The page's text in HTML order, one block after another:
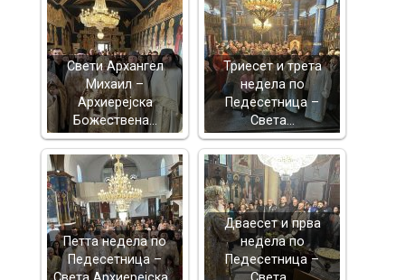
Свети Архангел
Михаил –
Архиерејска
Божествена…
Триесет и трета
недела по
Педесетница –
Света…
Петта недела по
Педесетница –
Дваесет и прва
недела по
Педесетница –